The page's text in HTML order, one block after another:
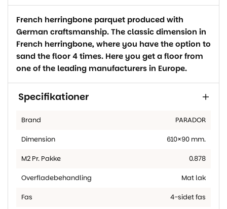
French herringbone parquet produced with
German craftsmanship. The classic dimension in
French herringbone, where you have the option to
sand the floor 4 times. Here you get a floor from
one of the leading manufacturers in Europe.
Specifikationer
Brand PARADOR
Dimension 610×90 mm.
M2 Pr. Pakke 0.878
Overfladebehandling Mat lak
Fas 4-sidet fas